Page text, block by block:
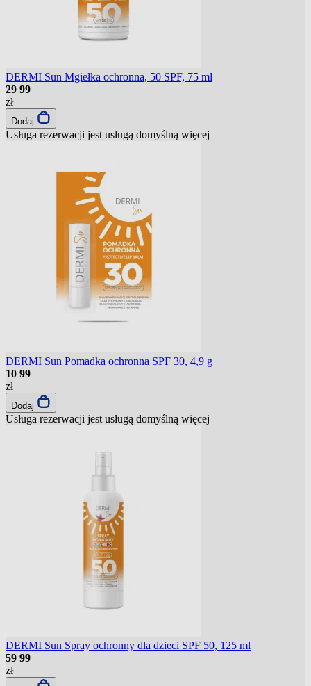
DERMI Sun Mgiełka ochronna, 50 SPF, 75 ml
29 99
zł
Dodaj
Usługa rezerwacji jest usługą domyślną więcej
DERMI Sun Pomadka ochronna SPF 30, 4,9 g
10 99
zł
Dodaj
Usługa rezerwacji jest usługą domyślną więcej
DERMI Sun Spray ochronny dla dzieci SPF 50, 125 ml
59 99
zł